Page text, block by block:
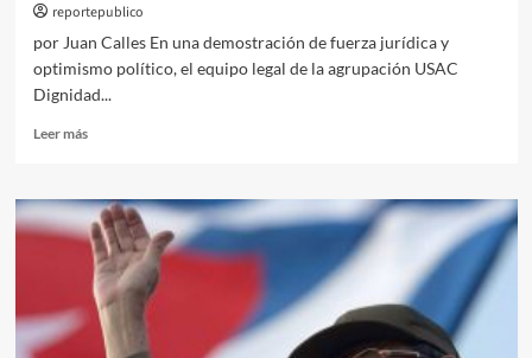
reportepublico
por Juan Calles En una demostración de fuerza jurídica y
optimismo político, el equipo legal de la agrupación USAC
Dignidad...
Leer másLeer
USAC-
DIRE
consolida
estrategia
legal
acorrala